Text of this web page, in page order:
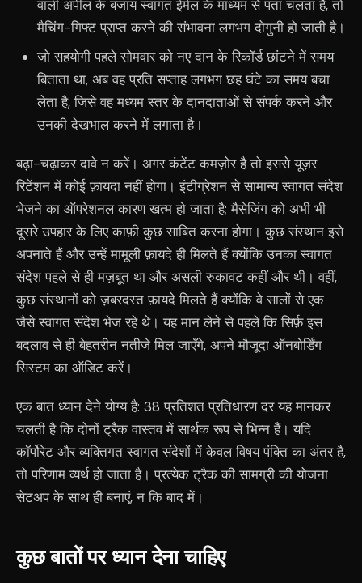
वाली अपील के बजाय स्वागत ईमेल के माध्यम से पता चलता है, तो
मैचिंग-गिफ्ट प्राप्त करने की संभावना लगभग दोगुनी हो जाती है।
जो सहयोगी पहले सोमवार को नए दान के रिकॉर्ड छांटने में समय
बिताता था, अब वह प्रति सप्ताह लगभग छह घंटे का समय बचा
लेता है, जिसे वह मध्यम स्तर के दानदाताओं से संपर्क करने और
उनकी देखभाल करने में लगाता है।
बढ़ा-चढ़ाकर दावे न करें। अगर कंटेंट कमज़ोर है तो इससे यूज़र
रिटेंशन में कोई फ़ायदा नहीं होगा। इंटीग्रेशन से सामान्य स्वागत संदेश
भेजने का ऑपरेशनल कारण खत्म हो जाता है; मैसेजिंग को अभी भी
दूसरे उपहार के लिए काफ़ी कुछ साबित करना होगा। कुछ संस्थान इसे
अपनाते हैं और उन्हें मामूली फ़ायदे ही मिलते हैं क्योंकि उनका स्वागत
संदेश पहले से ही मज़बूत था और असली रुकावट कहीं और थी। वहीं,
कुछ संस्थानों को ज़बरदस्त फ़ायदे मिलते हैं क्योंकि वे सालों से एक
जैसे स्वागत संदेश भेज रहे थे। यह मान लेने से पहले कि सिर्फ़ इस
बदलाव से ही बेहतरीन नतीजे मिल जाएँगे, अपने मौजूदा ऑनबोर्डिंग
सिस्टम का ऑडिट करें।
एक बात ध्यान देने योग्य है: 38 प्रतिशत प्रतिधारण दर यह मानकर
चलती है कि दोनों ट्रैक वास्तव में सार्थक रूप से भिन्न हैं। यदि
कॉर्पोरेट और व्यक्तिगत स्वागत संदेशों में केवल विषय पंक्ति का अंतर है,
तो परिणाम व्यर्थ हो जाता है। प्रत्येक ट्रैक की सामग्री की योजना
सेटअप के साथ ही बनाएं, न कि बाद में।
कुछ बातों पर ध्यान देना चाहिए